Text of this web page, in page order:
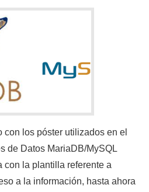
con los póster utilizados en el
de Datos MariaDB/MySQL
con la plantilla referente a
a la información, hasta ahora